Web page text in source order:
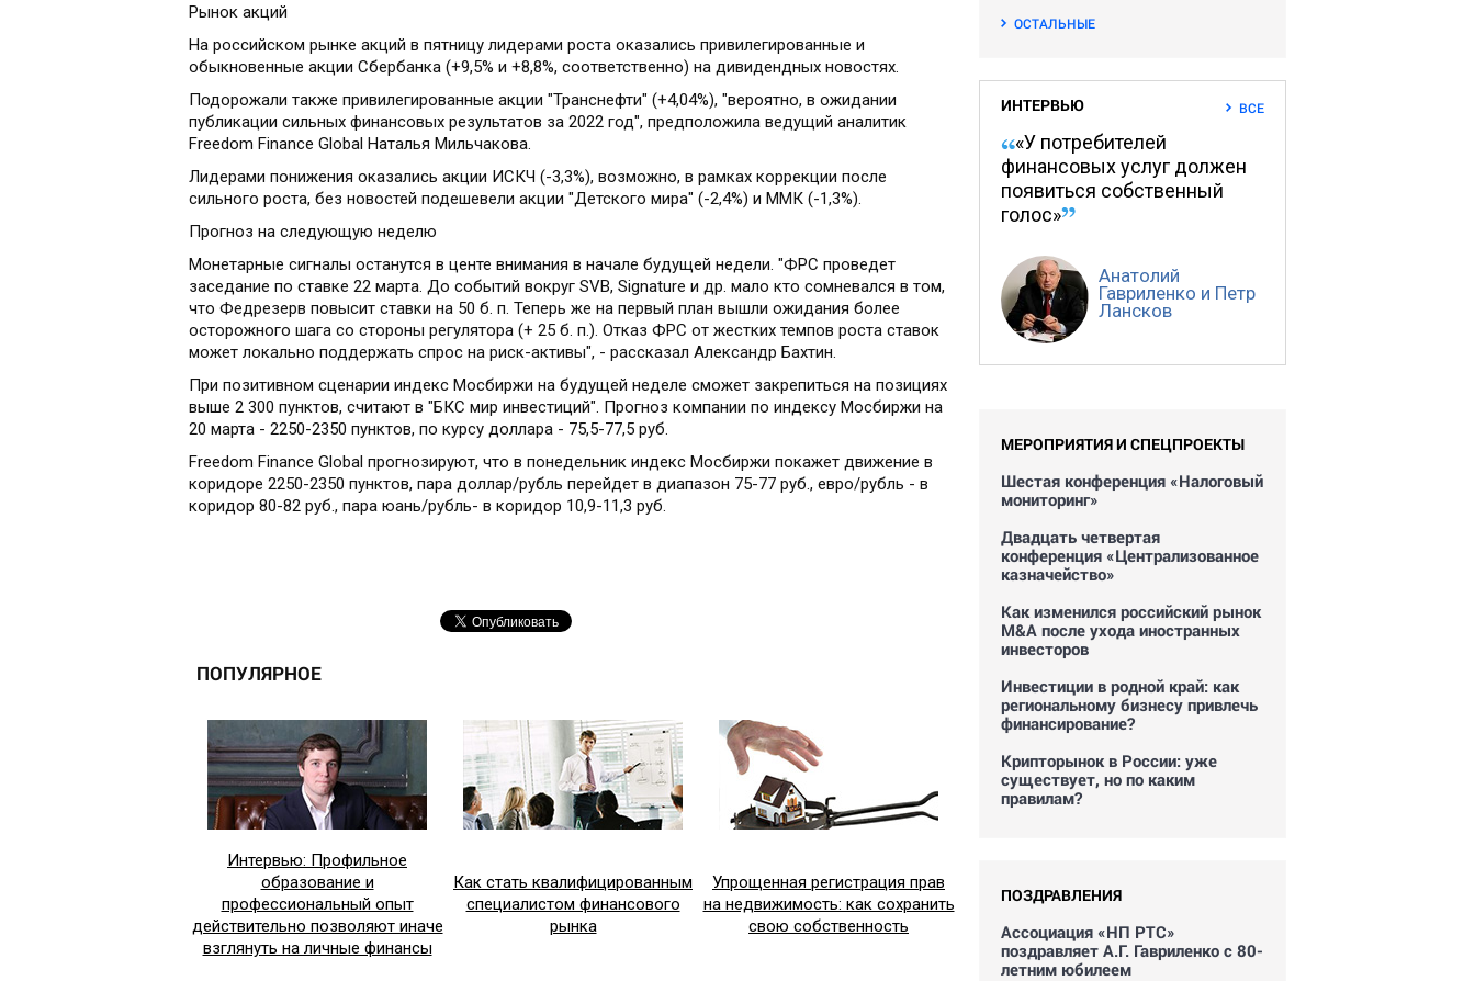
Рынок акций
На российском рынке акций в пятницу лидерами роста оказались привилегированные и
обыкновенные акции Сбербанка (+9,5% и +8,8%, соответственно) на дивидендных новостях.
Подорожали также привилегированные акции "Транснефти" (+4,04%), "вероятно, в ожидании
публикации сильных финансовых результатов за 2022 год", предположила ведущий аналитик
Freedom Finance Global Наталья Мильчакова.
Лидерами понижения оказались акции ИСКЧ (-3,3%), возможно, в рамках коррекции после
сильного роста, без новостей подешевели акции "Детского мира" (-2,4%) и ММК (-1,3%).
Прогноз на следующую неделю
Монетарные сигналы останутся в центе внимания в начале будущей недели. "ФРС проведет
заседание по ставке 22 марта. До событий вокруг SVB, Signature и др. мало кто сомневался в том,
что Федрезерв повысит ставки на 50 б. п. Теперь же на первый план вышли ожидания более
осторожного шага со стороны регулятора (+ 25 б. п.). Отказ ФРС от жестких темпов роста ставок
может локально поддержать спрос на риск-активы", - рассказал Александр Бахтин.
При позитивном сценарии индекс Мосбиржи на будущей неделе сможет закрепиться на позициях
выше 2 300 пунктов, считают в "БКС мир инвестиций". Прогноз компании по индексу Мосбиржи на
20 марта - 2250-2350 пунктов, по курсу доллара - 75,5-77,5 руб.
Freedom Finance Global прогнозируют, что в понедельник индекс Мосбиржи покажет движение в
коридоре 2250-2350 пунктов, пара доллар/рубль перейдет в диапазон 75-77 руб., евро/рубль - в
коридор 80-82 руб., пара юань/рубль- в коридор 10,9-11,3 руб.
ПОПУЛЯРНОЕ
Интервью: Профильное
образование и
профессиональный опыт
действительно позволяют иначе
взглянуть на личные финансы
Как стать квалифицированным
специалистом финансового
рынка
Упрощенная регистрация прав
на недвижимость: как сохранить
свою собственность
ОСТАЛЬНЫЕ
ИНТЕРВЬЮ ВСЕ
«У потребителей
финансовых услуг должен
появиться собственный
голос»
Анатолий
Гавриленко и Петр
Лансков
МЕРОПРИЯТИЯ И СПЕЦПРОЕКТЫ
Шестая конференция «Налоговый
мониторинг»
Двадцать четвертая
конференция «Централизованное
казначейство»
Как изменился российский рынок
M&A после ухода иностранных
инвесторов
Инвестиции в родной край: как
региональному бизнесу привлечь
финансирование?
Крипторынок в России: уже
существует, но по каким
правилам?
ПОЗДРАВЛЕНИЯ
Ассоциация «НП РТС»
поздравляет А.Г. Гавриленко с 80-
летним юбилеем